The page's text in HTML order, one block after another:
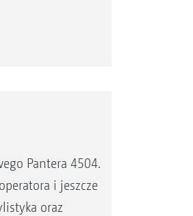
Pantera 4504.
i jeszcze
oraz